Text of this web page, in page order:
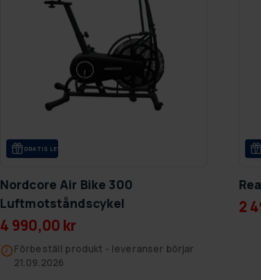
GRA­TIS LE­VE­RANS
Nordcore Air Bike 300
Luftmotståndscykel
4 990,00 kr
Förbeställ produkt - leveranser börjar
21.09.2026
2